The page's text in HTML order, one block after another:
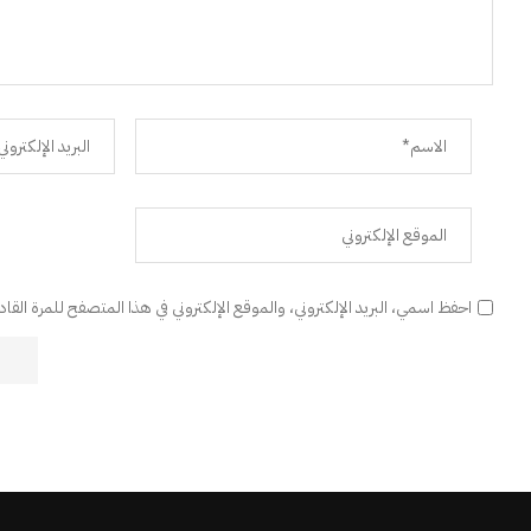
احفظ اسمي، البريد الإلكتروني، والموقع الإلكتروني في هذا المتصفح للمرة